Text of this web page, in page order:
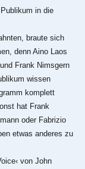
in die
braute sich
denn Aino Laos
Frank Nimsgern
wissen
komplett
hat Frank
oder Fabrizio
etwas anderes zu
von John